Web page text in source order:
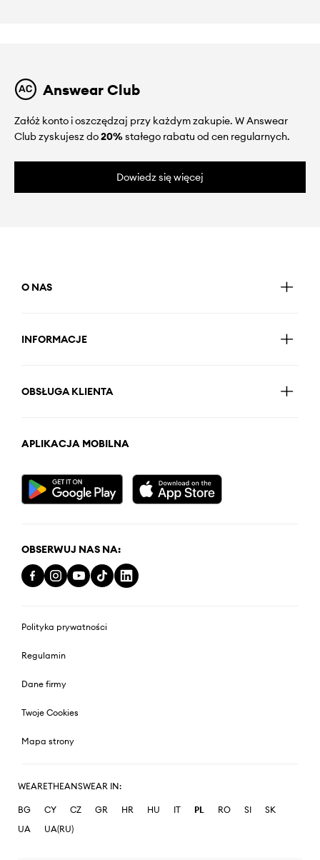
Answear Club
Załóż konto i oszczędzaj przy każdym zakupie. W Answear
Club zyskujesz do20%stałego rabatu od cen regularnych.
Dowiedz się więcej
O NAS
INFORMACJE
OBSŁUGA KLIENTA
APLIKACJA MOBILNA
OBSERWUJ NAS NA:
Polityka prywatności
Regulamin
Dane firmy
Twoje Cookies
Mapa strony
WEARETHEANSWEAR IN:
BG CY CZ GR HR HU IT PL RO SI
SK
UA
UA(RU)